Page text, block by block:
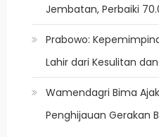
Jembatan, Perbaiki
Prabowo:
Lahir dari Kesulitan
Wamendagri Bima
Penghijauan Gerakan